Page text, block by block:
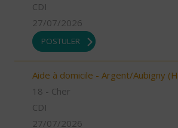
CDI
27/07/2026
POSTULER
Aide à domicile - Argent/Aubigny
18 - Cher
CDI
27/07/2026